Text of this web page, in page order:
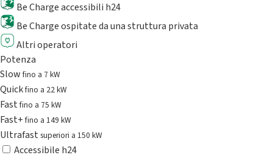
Be Charge accessibili h24
Be Charge ospitate da una struttura privata
Altri operatori
Potenza
Slowfino a 7 kW
Quickfino a 22 kW
Fastfino a 75 kW
Fast+fino a 149 kW
Ultrafast superiori a 150 kW
Accessibile h24